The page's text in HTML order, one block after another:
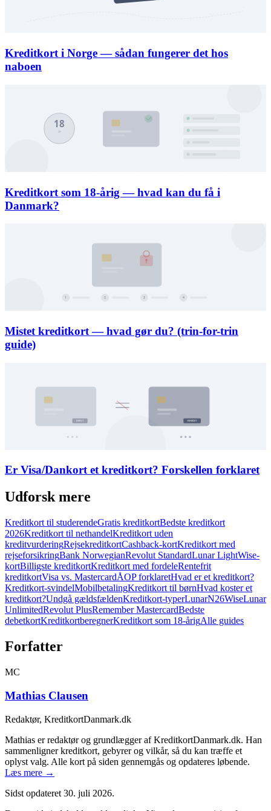
Kreditkort i Norge — sådan fungerer det hos
naboen
Kreditkort som 18-årig — hvad kan du få i
Danmark?
Mistet kreditkort — hvad gør du? (trin-for-trin
guide)
Er Visa/Dankort et kreditkort? Forskellen forklaret
Udforsk mere
Kreditkort til studerendeGratis kreditkortBedste kreditkort
2026Kreditkort til nethandelKreditkort uden
kreditvurderingRejsekreditkortCashback-kortKreditkort med
rejseforsikringBank NorwegianRevolut StandardLunar LightWise-
kortBilligste kreditkortKreditkort med fordeleRentefrit
kreditkortVisa vs. MastercardÅOP forklaretHvad er et kreditkort?
Kreditkort-svindelMobilbetalingKreditkort til børnHvad koster et
kreditkort?Undgå gældsfældenKreditkort-typerLunarN26WiseLunar
UnlimitedRevolut PlusRemember MastercardBedste
debetkortKreditkortberegnerKreditkort som 18-årigAlle guides
Forfatter
MC
Mathias Clausen
Redaktør, KreditkortDanmark.dk
Mathias er redaktør og grundlægger af KreditkortDanmark.dk. Han
sammenligner kreditkort, gebyrer og vilkår, så du kan træffe et
oplyst valg. Alle kort på siden gennemgås og opdateres løbende.
Læs mere →
Sidst opdateret 30. juli 2026.